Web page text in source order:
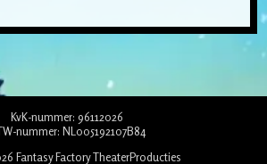
KvK-nummer: 96112026
nummer: NL005192107B84
Fantasy Factory TheaterProducties